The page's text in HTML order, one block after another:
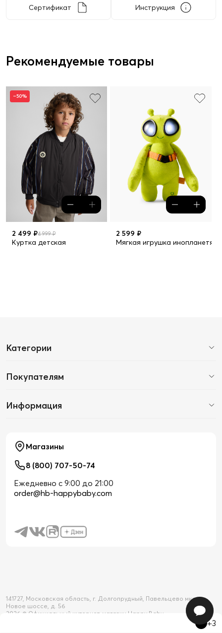
+3
Сертификат Инструкция
Рекомендуемые товары
–50%
2 499 ₽4 999 ₽
Куртка детская
2 599 ₽
Мягкая игрушка
Категории
Покупателям
Информация
Магазины
8 (800) 707-50-74
Ежедневно с 9:00 до 21:00
order@hb-happybaby.com
141727, Московская область, г. Долгопрудный, Павельцево мкр-н,
Новое шоссе, д. 56
2026 © Официальный интернет-магазин Happy Baby